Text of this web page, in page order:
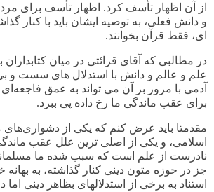
از آن اظهار تأسف کرد. اظهار تأسف برای
و دانش فعلی، به توصیه ایشان باید با کنار
ای، فقط قرآن بخوانند.
در مطالبی که آقای قرائتی در میان
علم و عالم و دانش با استدلال های سست و
آدمی با مرور بر آن می تواند به عمق
برای عقب ماندگی ما رخ داده پی ببرد.
مقدمتا باید عرض کنم که یکی از دشواری‌های
اسلامی، و یکی از اصلی ترین علل عقب
نادرست از علم است که سبب شده ما
جز در حوزه متون دینی کنار گذاشته، به بهانه
استناد به برخی از استدلالهای بظاهر دینی